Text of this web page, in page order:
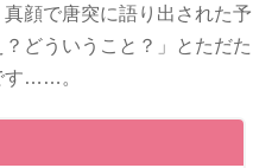
顔で唐突に語り出された予
どういうこと？」とただた
す……。